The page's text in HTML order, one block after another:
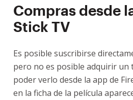
Compras desde
Stick TV
Es posible suscribirse
pero no es posible adquirir un
poder verlo desde la app de
en la ficha de la película